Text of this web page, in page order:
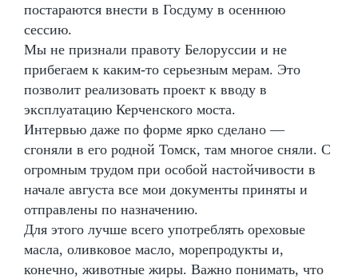
постараются внести в Госдуму в осеннюю
сессию.
Мы не признали правоту Белоруссии и не
прибегаем к каким-то серьезным мерам. Это
позволит реализовать проект к вводу в
эксплуатацию Керченского моста.
Интервью даже по форме ярко сделано —
сгоняли в его родной Томск, там многое сняли. С
огромным трудом при особой настойчивости в
начале августа все мои документы приняты и
отправлены по назначению.
Для этого лучше всего употреблять ореховые
масла, оливковое масло, морепродукты и,
конечно, животные жиры. Важно понимать, что